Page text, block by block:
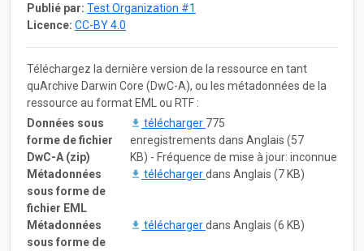
Publié par: Test Organization #1
Licence: CC-BY 4.0
Téléchargez la dernière version de la ressource en tant
quArchive Darwin Core (DwC-A), ou les métadonnées de la
ressource au format EML ou RTF :
Données sous
forme de fichier
DwC-A (zip)
télécharger 775
enregistrements dans Anglais (57
KB) - Fréquence de mise à jour: inconnue
Métadonnées
sous forme de
fichier EML
téléchargerdans Anglais (7 KB)
Métadonnées
sous forme de
téléchargerdans Anglais (6 KB)